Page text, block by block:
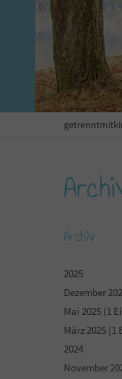
Archiv
2025
Dezember
Mai 2025 (1
März 2025 (1
2024
November